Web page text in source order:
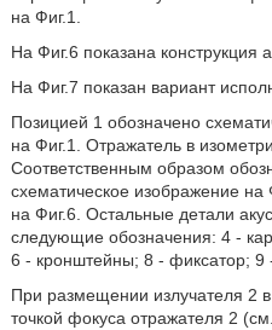
на Фиг.1.
На Фиг.6 показана конструкция
На Фиг.7 показан вариант
Позицией 1 обозначено
на Фиг.1. Отражатель в
Соответственным образом
схематическое изображение
на Фиг.6. Остальные детали
следующие обозначения: 4 -
6 - кронштейны; 8 - фиксатор; 9 -
При размещении излучателя 2
точкой фокуса отражателя 2